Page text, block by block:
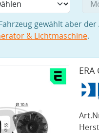
gewählt aber
& Lichtmaschine.